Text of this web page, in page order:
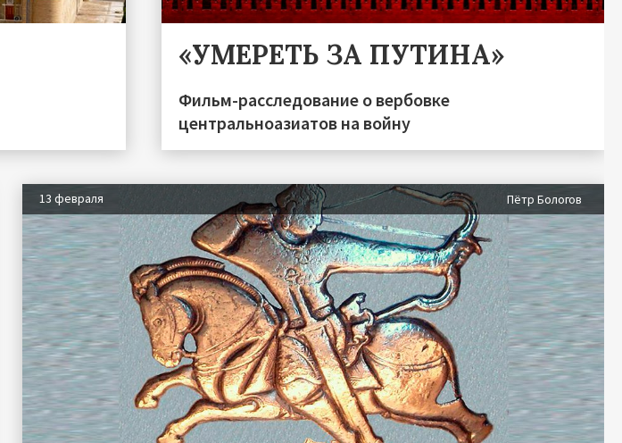
«УМЕРЕТЬ ЗА ПУТИНА»
Фильм-расследование о вербовке
центральноазиатов на войну
13 февраля Пётр Бологов